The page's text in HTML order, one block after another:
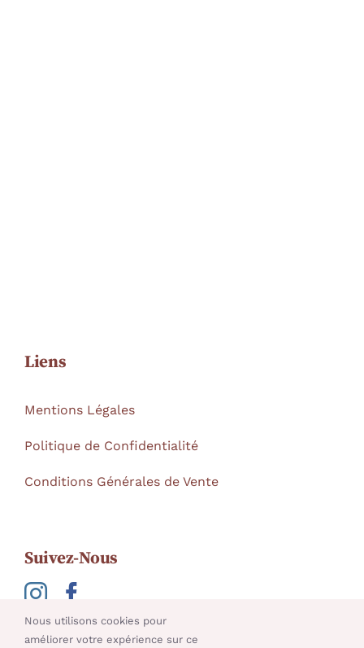
Liens
Mentions Légales
Politique de Confidentialité
Conditions Générales de Vente
Suivez-Nous
Nous utilisons cookies pour
améliorer votre expérience sur ce